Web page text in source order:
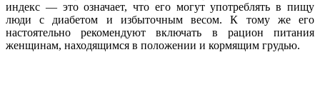
индекс — это означает, что его могут употреблять в пищу
люди с диабетом и избыточным весом. К тому же его
настоятельно рекомендуют включать в рацион питания
женщинам, находящимся в положении и кормящим грудью.